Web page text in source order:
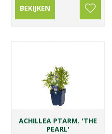
BEKIJKEN
ACHILLEA PTARM. 'THE
PEARL'